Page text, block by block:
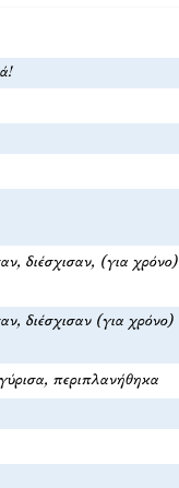
διέσχισαν, (για χρόνο)
διέσχισαν (για χρόνο)
περιπλανήθηκα